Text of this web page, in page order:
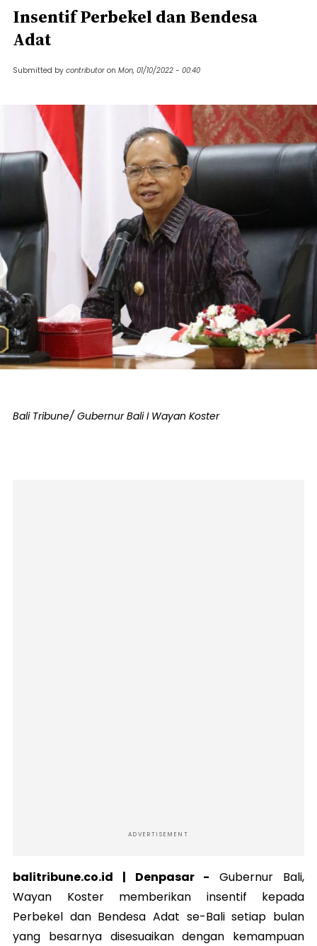
Insentif Perbekel dan Bendesa
Adat
Submitted by contributor on Mon, 01/10/2022 - 00:40
Bali Tribune/ Gubernur Bali I Wayan Koster
ADVERTISEMENT
balitribune.co.id | Denpasar - Gubernur Bali,
Wayan Koster memberikan insentif kepada
Perbekel dan Bendesa Adat se-Bali setiap bulan
yang besarnya disesuaikan dengan kemampuan